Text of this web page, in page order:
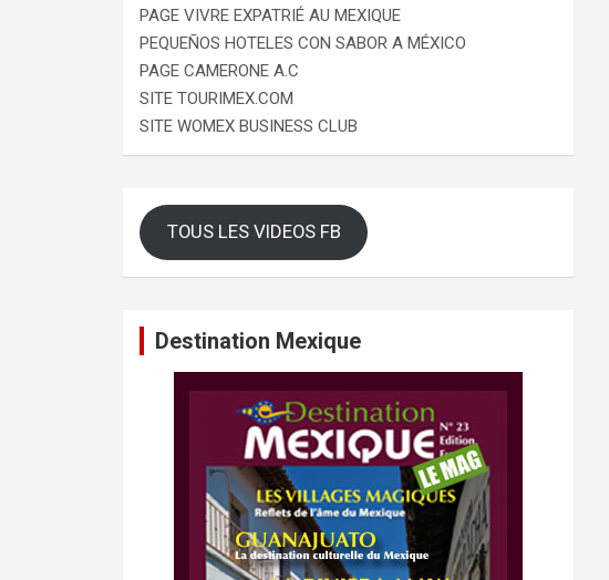
PAGE VIVRE EXPATRIÉ AU MEXIQUE
PEQUEÑOS HOTELES CON SABOR A MÉXICO
PAGE CAMERONE A.C
SITE TOURIMEX.COM
SITE WOMEX BUSINESS CLUB
TOUS LES VIDEOS FB
Destination Mexique